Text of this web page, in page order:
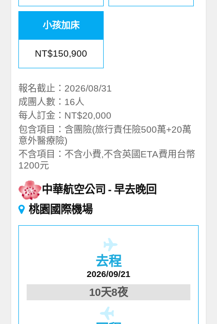
小孩加床
NT$150,900
報名截止：2026/08/31
成團人數：16人
每人訂金：NT$20,000
包含項目：含團險(旅行責任險500萬+20萬
意外醫療險)
不含項目：不含小費,不含英國ETA費用台幣
1200元
中華航空公司
早去晚回
桃園國際機場
去程
2026/09/21
10天8夜